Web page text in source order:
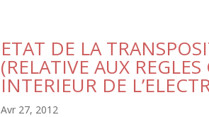
ETAT DE LA
(RELATIVE AUX
INTERIEUR DE
Avr 27, 2012